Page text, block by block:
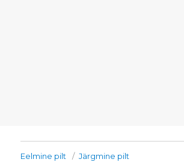
Eelmine pilt Järgmine pilt